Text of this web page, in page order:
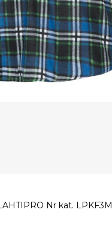
Nr kat. LPKF3M